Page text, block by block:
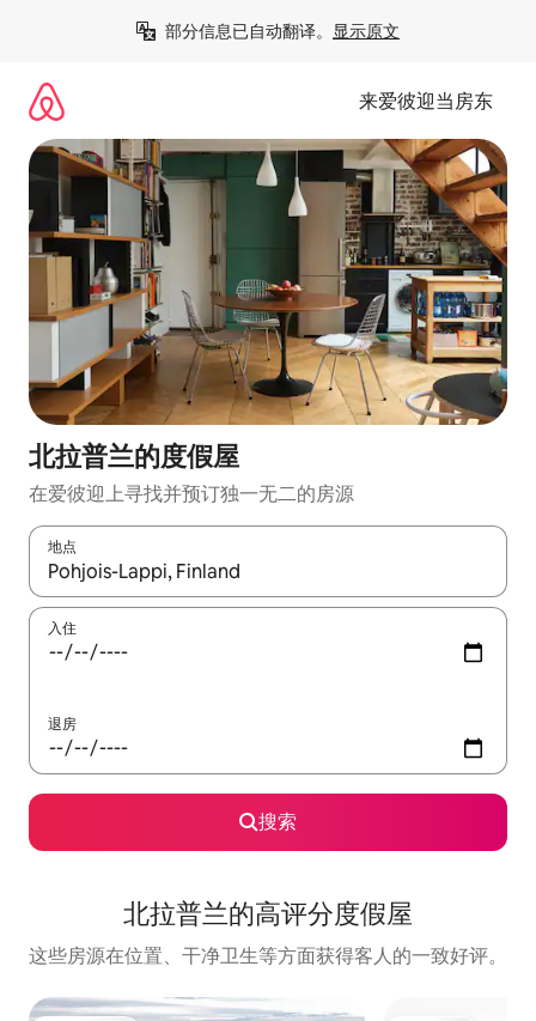
部分信息已自动翻译。 显示原文
来爱彼迎当房东
北拉普兰的度假屋
在爱彼迎上寻找并预订独一无二的房源
地点
如有搜索结果，请使用上下方向键查看，或通过点击或滑动手势
入住
退房
搜索
北拉普兰的高评分度假屋
这些房源在位置、干净卫生等方面获得客人的一致好评。